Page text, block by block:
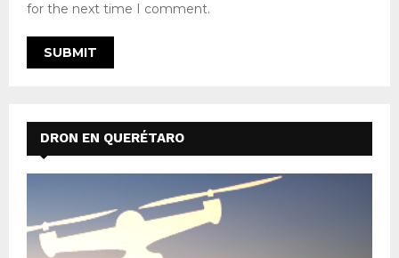
for the next time I comment.
DRON EN QUERÉTARO